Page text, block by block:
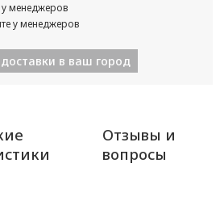
менеджеров
у менеджеров
в ваш город
Отзывы и
вопросы